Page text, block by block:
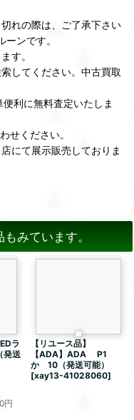
れの際は、ご了承下さい
ンです。
す。
してください。中古買取
利に無料査定いたしま
ください。
にて展示販売しておりま
みています。
ラ
発送
円
【リユース品】
【ADA】ADA P1
か 10（発送可能）
[xay13-41028060]